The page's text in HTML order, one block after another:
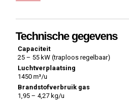
Technische gegevens
Capaciteit
25 – 55 kW (traploos regelbaar)
Luchtverplaatsing
1450 m³/u
Brandstofverbruik gas
1,95 – 4,27 kg/u